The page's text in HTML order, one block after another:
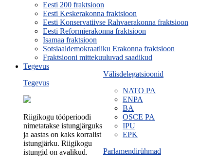
Eesti 200 fraktsioon
Eesti Keskerakonna fraktsioon
Eesti Konservatiivse Rahvaerakonna fraktsioon
Eesti Reformierakonna fraktsioon
Isamaa fraktsioon
Sotsiaaldemokraatliku Erakonna fraktsioon
Fraktsiooni mittekuuluvad saadikud
Välisdelegatsioonid
NATO PA
ENPA
BA
OSCE PA
IPU
EPK
Parlamendirühmad
Tegevus
Tegevus
Riigikogu tööperioodi
nimetatakse istungjärguks
ja aastas on kaks korralist
istungjärku. Riigikogu
istungid on avalikud.